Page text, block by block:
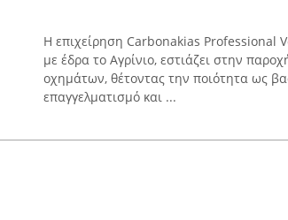
Η επιχείρηση Carbonakias Professional
με έδρα το Αγρίνιο, εστιάζει στην
οχημάτων, θέτοντας την ποιότητα ως
επαγγελματισμό και ...